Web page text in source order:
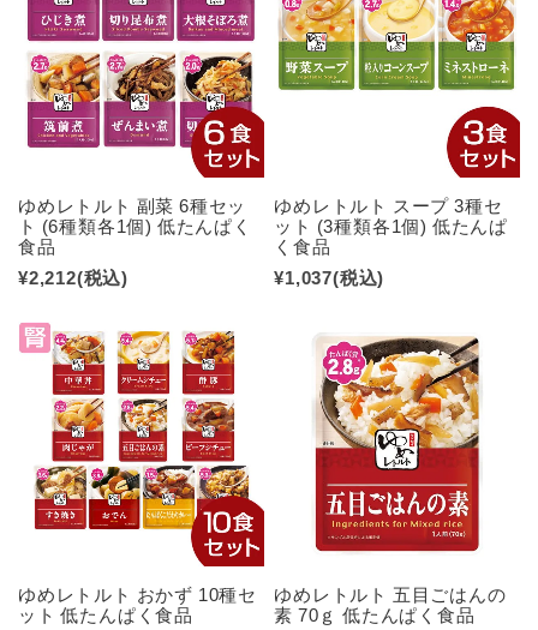
ゆめレトルト 副菜 6種セッ
ト (6種類各1個) 低たんぱく
食品
¥2,212(税込)
ゆめレトルト スープ 3種セ
ット (3種類各1個) 低たんぱ
く食品
¥1,037(税込)
ゆめレトルト おかず 10種セ
ット 低たんぱく食品
ゆめレトルト 五目ごはんの
素 70ｇ 低たんぱく食品